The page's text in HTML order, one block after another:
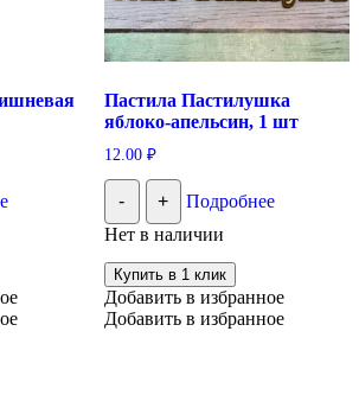
Пастила Пастилушка
яблоко-апельсин, 1 шт
12.00 ₽
- +
Подробнее
Нет в наличии
Купить в 1 клик
Добавить в избранное
Добавить в избранное